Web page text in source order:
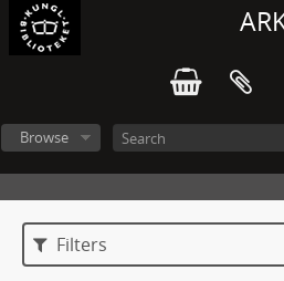
Browse
Filters